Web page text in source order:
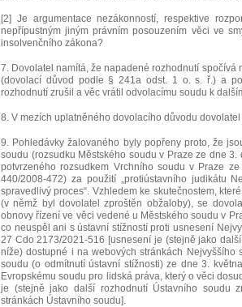
[2] Je argumentace nezákonností, respektive
nepřípustným jiným právním posouzením věci ve
insolvenčního zákona?
7. Dovolatel namítá, že napadené rozhodnutí spočívá
(dovolací důvod podle § 241a odst. 1 o. s. ř.) a
rozhodnutí zrušil a věc vrátil odvolacímu soudu k
8. V mezích uplatněného dovolacího důvodu
9. Pohledávky žalovaného byly popřeny proto, že
soudu (rozsudku Městského soudu v Praze ze dne
potvrzeného rozsudkem Vrchního soudu v Praze
440/2008-472) za použití „protiústavního judikátu
spravedlivý proces“. Vzhledem ke skutečnostem,
(v němž byl dovolatel zproštěn obžaloby), se
obnovy řízení ve věci vedené u Městského soudu v
co neuspěl ani s ústavní stížností proti usnesení
27 Cdo 2173/2021-516 [usnesení je (stejně jako
níže) dostupné i na webových stránkách Nejvyššího
soudu (o odmítnutí ústavní stížnosti) ze dne 3.
Evropskému soudu pro lidská práva, který o věci
je (stejně jako další rozhodnutí Ústavního soudu
stránkách Ústavního soudu].